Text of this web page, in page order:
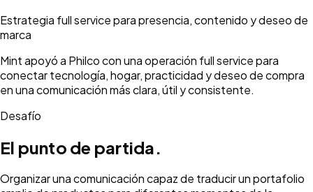
Estrategia full service para presencia, contenido y deseo de
marca
Mint apoyó a Philco con una operación full service para
conectar tecnología, hogar, practicidad y deseo de compra
en una comunicación más clara, útil y consistente.
Desafío
El punto de partida.
Organizar una comunicación capaz de traducir un portafolio